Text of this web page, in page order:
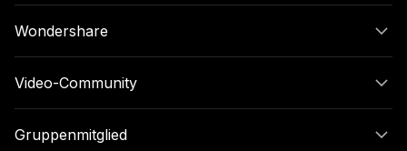
Wondershare
Video-Community
Gruppenmitglied